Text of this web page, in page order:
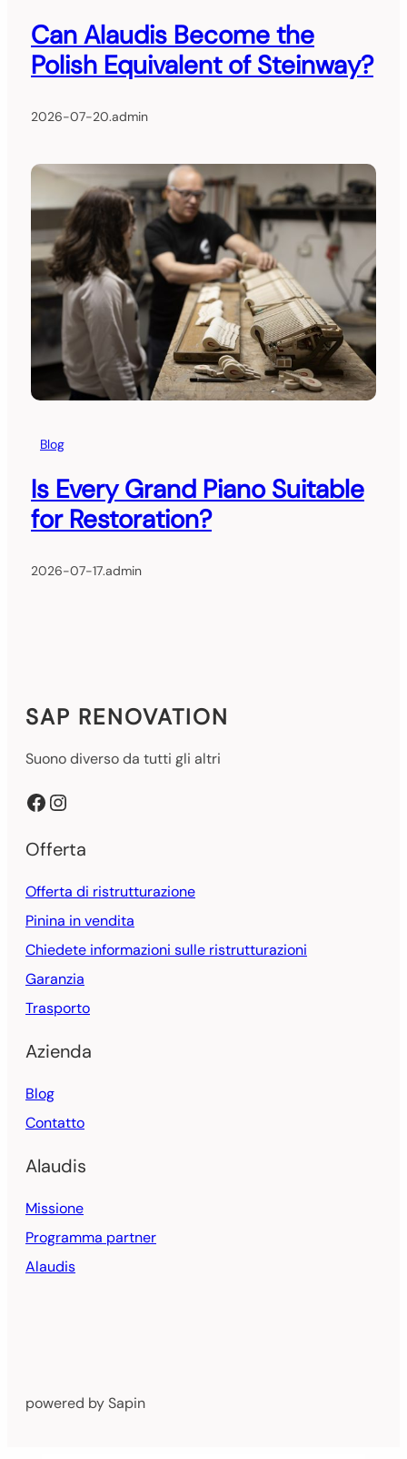
Can Alaudis Become the
Polish Equivalent of Steinway?
2026-07-20.admin
Blog
Is Every Grand Piano Suitable
for Restoration?
2026-07-17.admin
SAP RENOVATION
Suono diverso da tutti gli altri
Facebook Instagram
Offerta
Offerta di ristrutturazione
Pinina in vendita
Chiedete informazioni sulle ristrutturazioni
Garanzia
Trasporto
Azienda
Blog
Contatto
Alaudis
Missione
Programma partner
Alaudis
powered by Sapin